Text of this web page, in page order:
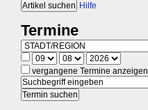
Hilfe
Termine
vergangene Termine anzeigen